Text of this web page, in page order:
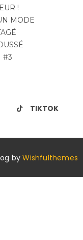
!
MODE
#3
TIKTOK
byWishfulthemes